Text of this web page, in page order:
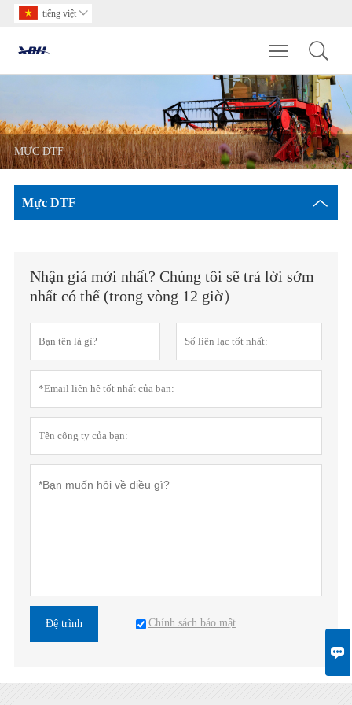

tiếng việt 
Toggle
MỰC DTF
Mực DTF
Nhận giá mới nhất? Chúng tôi sẽ trả lời sớm
nhất có thể (trong vòng 12 giờ）
Đệ trình Chính sách bảo mật